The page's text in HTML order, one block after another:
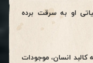
او به سرقت برده
انسان، موجودات